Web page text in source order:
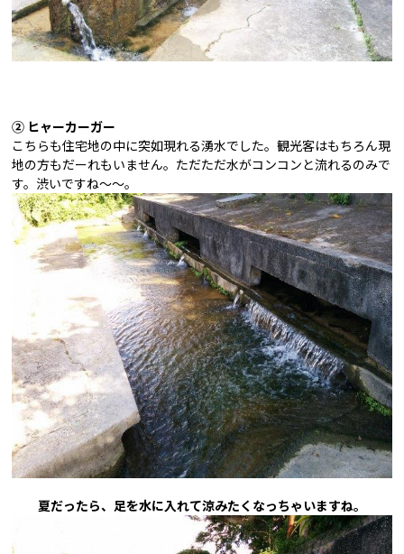
② ヒャーカーガー
こちらも住宅地の中に突如現れる湧水でした。観光客はもちろん現
地の方もだーれもいません。 ただただ水がコンコンと流れるのみで
す。 渋いですね～～。
夏だったら、足を水に入れて涼みたくなっちゃいますね。